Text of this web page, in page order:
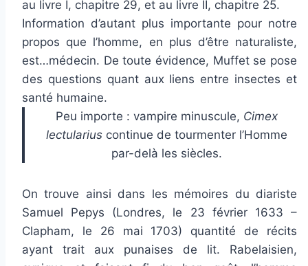
au livre I, chapitre 29, et au livre II, chapitre 25.
Information d’autant plus importante pour notre
propos que l’homme, en plus d’être naturaliste,
est…médecin. De toute évidence, Muffet se pose
des questions quant aux liens entre insectes et
santé humaine.
Peu importe : vampire minuscule, Cimex
lectularius continue de tourmenter l’Homme
par-delà les siècles.
On trouve ainsi dans les mémoires du diariste
Samuel Pepys (Londres, le 23 février 1633 –
Clapham, le 26 mai 1703) quantité de récits
ayant trait aux punaises de lit. Rabelaisien,